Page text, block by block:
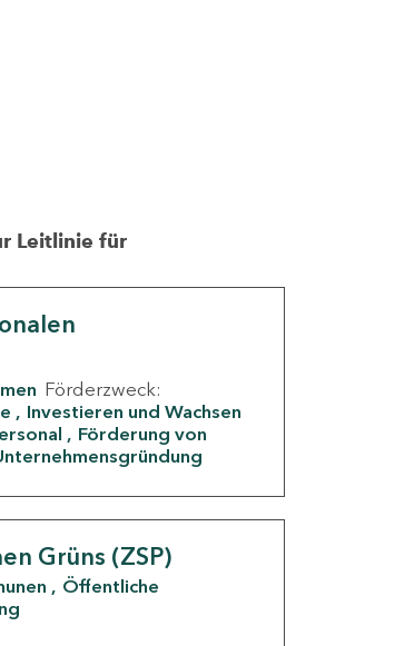
Leitlinie für
Förderzweck:
Investieren und Wachsen
Förderung von
Grüns (ZSP)
Öffentliche